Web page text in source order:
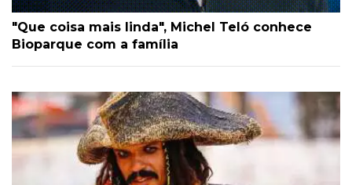
"Que coisa mais linda", Michel Teló conhece
Bioparque com a família